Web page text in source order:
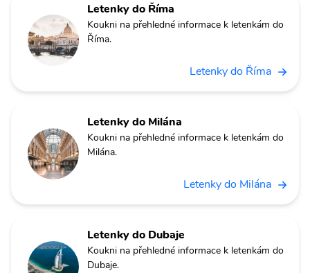
Letenky do Říma
Koukni na přehledné informace k letenkám do
Říma.
Letenky do Říma
Letenky do Milána
Koukni na přehledné informace k letenkám do
Milána.
Letenky do Milána
Letenky do Dubaje
Koukni na přehledné informace k letenkám do
Dubaje.